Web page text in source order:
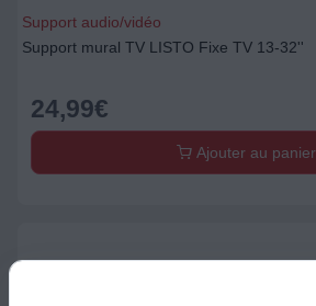
Support audio/vidéo
Support mural TV LISTO Fixe TV 13-32''
24,99€
Ajouter au panier